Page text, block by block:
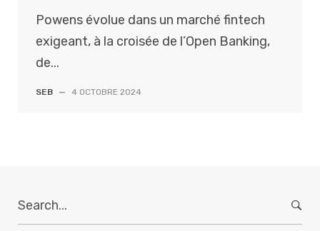
Powens évolue dans un marché fintech
exigeant, à la croisée de l’Open Banking,
de...
SEB — 4 OCTOBRE 2024
e